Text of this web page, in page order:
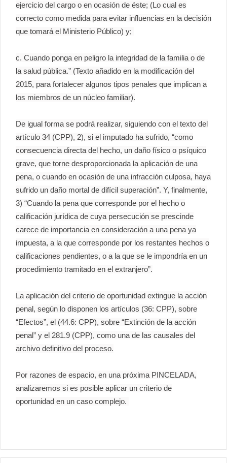
ejercicio del cargo o en ocasión de éste; (Lo cual es
correcto como medida para evitar influencias en la decisión
que tomará el Ministerio Público) y;
c. Cuando ponga en peligro la integridad de la familia o de
la salud pública.” (Texto añadido en la modificación del
2015, para fortalecer algunos tipos penales que implican a
los miembros de un núcleo familiar).
De igual forma se podrá realizar, siguiendo con el texto del
artículo 34 (CPP), 2), si el imputado ha sufrido, “como
consecuencia directa del hecho, un daño físico o psíquico
grave, que torne desproporcionada la aplicación de una
pena, o cuando en ocasión de una infracción culposa, haya
sufrido un daño mortal de difícil superación”. Y, finalmente,
3) “Cuando la pena que corresponde por el hecho o
calificación jurídica de cuya persecución se prescinde
carece de importancia en consideración a una pena ya
impuesta, a la que corresponde por los restantes hechos o
calificaciones pendientes, o a la que se le impondría en un
procedimiento tramitado en el extranjero”.
La aplicación del criterio de oportunidad extingue la acción
penal, según lo disponen los artículos (36: CPP), sobre
“Efectos”, el (44.6: CPP), sobre “Extinción de la acción
penal” y el 281.9 (CPP), como una de las causales del
archivo definitivo del proceso.
Por razones de espacio, en una próxima PINCELADA,
analizaremos si es posible aplicar un criterio de
oportunidad en un caso complejo.